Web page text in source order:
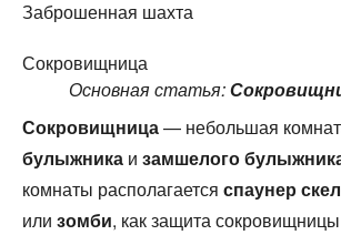
Заброшенная шахта
Сокровищница
Основная статья:
Сокровищница— небольшая
булыжника и замшелого
комнаты располагается спаунер
или зомби, как защита